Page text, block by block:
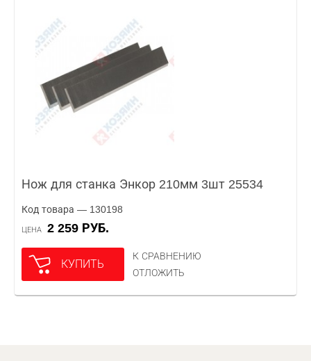
Нож для станка Энкор 210мм 3шт 25534
Код товара — 130198
ЦЕНА 2 259 РУБ.
КУПИТЬ
К СРАВНЕНИЮ
ОТЛОЖИТЬ